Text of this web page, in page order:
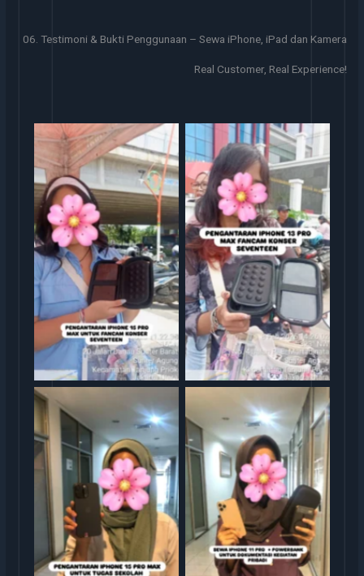
06. Testimoni & Bukti Penggunaan – Sewa iPhone, iPad dan Kamera
Real Customer, Real Experience!
Serah Terima Sewa iPhone
TransGO
Serah Terima Sewa iPhone
13 Pro Max Konser
Seventeen
Serag Terima Sewa iPhone
15 Pro Max TransGO
Serah Terima Sewa iPhone
11 Pro TransGO